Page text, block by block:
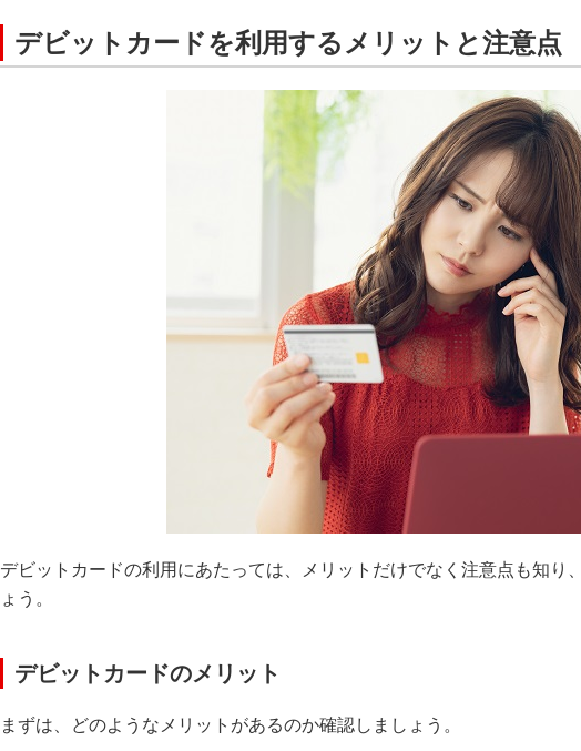
デビットカードを利用するメリットと注意点
デビットカードの利用にあたっては、メリットだけでなく注意点も知
ょう。
デビットカードのメリット
まずは、どのようなメリットがあるのか確認しましょう。